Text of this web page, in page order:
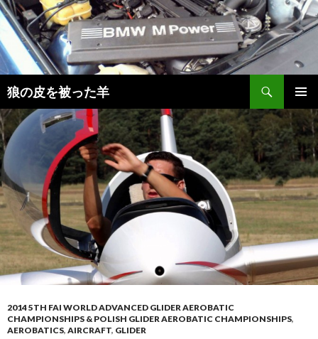
狼の皮を被った羊
検
索
メインメ
ニュー
ン
テ
ン
へ
移
2014 5TH FAI WORLD ADVANCED GLIDER AEROBATIC
CHAMPIONSHIPS & POLISH GLIDER AEROBATIC CHAMPIONSHIPS,
AEROBATICS, AIRCRAFT, GLIDER